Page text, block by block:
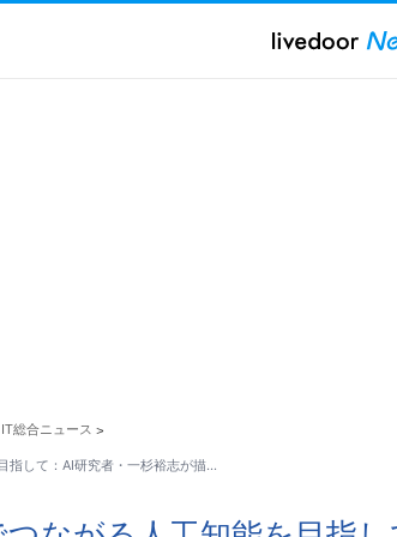
IT総合ニュース >
指して：AI研究者・一杉裕志が描…